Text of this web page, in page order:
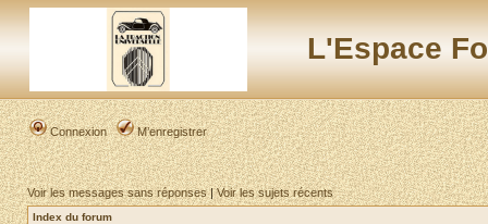
L'Espace
Connexion M’enregistrer
Voir les messages sans réponses|Voir les sujets récents
Index du forum